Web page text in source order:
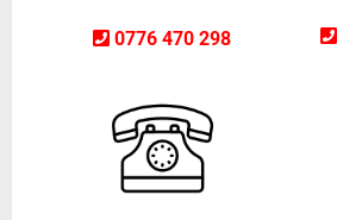
0776 470 298